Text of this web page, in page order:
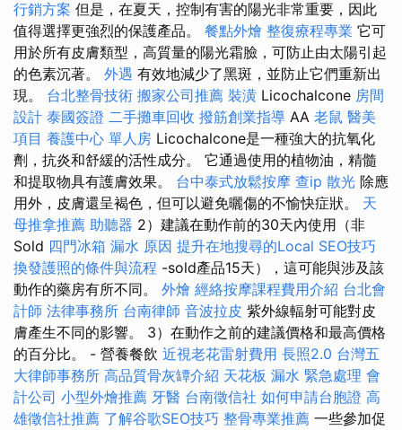
行銷方案 但是，在夏天，控制有害的陽光非常重要，因此
值得選擇更強烈的保護產品。 餐點外燴 整復療程專業 它可
用於所有皮膚類型，高質量的陽光霜臉，可防止由太陽引起
的色素沉著。 外遇 有效地減少了黑斑，並防止它們重新出
現。 台北整骨技術 搬家公司推薦 裝潢 Licochalcone 房間
設計 泰國簽證 二手攤車回收 撥筋創業指導 AA 老鼠 醫美
項目 養護中心 單人房 Licochalcone是一種強大的抗氧化
劑，抗炎和舒緩的活性成分。 它通過使用的植物油，精髓
和提取物具有護膚效果。 台中泰式放鬆按摩 查ip 散光 除應
用外，皮膚還呈褐色，但可以避免曬傷的不愉快症狀。 天
母推拿推薦 助聽器 2）建議在動作前的30天內使用（非
Sold 四門冰箱 漏水 原因 提升在地搜尋的Local SEO技巧
換發護照的條件與流程 -sold產品15天），這可能與涉及該
動作的藥房有所不同。 外燴 經絡按摩課程費用介紹 台北會
計師 法律事務所 台南律師 音波拉皮 紫外線輻射可能對皮
膚產生不同的影響。 3）在動作之前的建議價格和最高價格
的百分比。 - 營養餐飲 近視老花雷射費用 長照2.0 台灣五
大律師事務所 高品質骨灰罈介紹 天花板 漏水 緊急處理 會
計公司 小型外燴推薦 牙醫 台南徵信社 如何申請台胞證 高
雄徵信社推薦 了解谷歌SEO技巧 整骨專業推薦 一些參加促